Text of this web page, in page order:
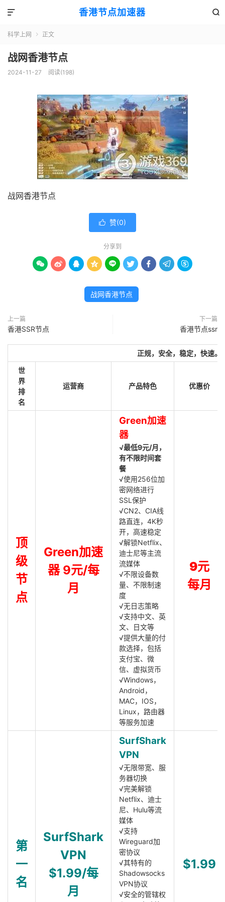
香港节点加速器 

科学上网  正文
战网香港节点
2024-11-27 阅读(198)
战网香港节点
 赞(0)
分享到
        
战网香港节点
上一篇
香港SSR节点
下一篇
香港节点ssr
正规，安全，稳定，快速。
世
界
排
名
运营商 产品特色 优惠价
顶
级
节
点
Green加速
器 9元/每
月
Green加速
器
√最低9元/月，
有不限时间套
餐
√使用256位加
密网络进行
SSL保护
√CN2、CIA线
路直连，4K秒
开，高速稳定
√解锁Netflix、
迪士尼等主流
流媒体
√不限设备数
量、不限制速
度
√无日志策略
√支持中文、英
文、日文等
√提供大量的付
款选择，包括
支付宝、微
信、虚拟货币
√Windows，
Android，
MAC，IOS，
Linux，路由器
等服务加速
9元
每月
第
一
名
SurfShark
VPN
$1.99/每
月
SurfShark
VPN
√无限带宽、服
务器切换
√完美解锁
Netflix、迪士
尼、Hulu等流
媒体
√支持
Wireguard加
密协议
√其特有的
Shadowsocks
VPN协议
√安全的管辖权
$1.99